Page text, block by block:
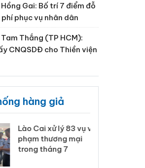
Gai: Bố trí 7 điểm đỗ
phục vụ nhân dân
Thắng (TP HCM):
CNQSDĐ cho Thiền viện
hàng giả
Lào Cai xử lý 83 vụ vi
phạm thương mại
trong tháng 7